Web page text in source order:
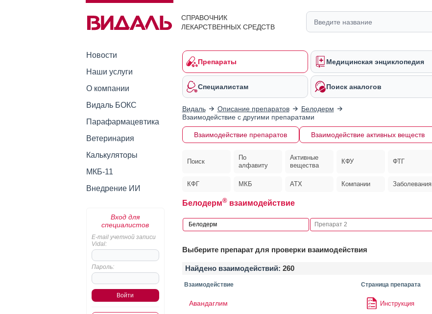
СПРАВОЧНИК
ЛЕКАРСТВЕННЫХ СРЕДСТВ
Новости
Наши услуги
О компании
Видаль БОКС
Парафармацевтика
Ветеринария
Калькуляторы
МКБ-11
Внедрение ИИ
Вход для
специалистов
E-mail учетной записи
Vidal:
Пароль:
Препараты Медицинская энциклопедия
Специалистам Поиск аналогов
Видаль Описание препаратов
Белодерм
Взаимодействие с другими препаратами
Взаимодействие препаратов Взаимодействие активных веществ
Поиск
По
алфавиту
Активные
вещества
КФУ ФТГ
КФГ МКБ АТХ Компании Заболевания
Белодерм®взаимодействие
Выберите препарат для проверки взаимодействия
Найдено взаимодействий: 260
Взаимодействие Страница препарата
Авандаглим Инструкция